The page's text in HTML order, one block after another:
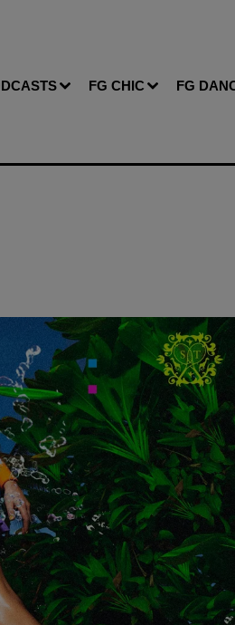
FG CHIC FG